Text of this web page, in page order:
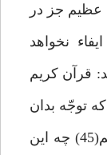
رسالت عظيم جز در
نخواهد
قرآن كريم
توجّه بدان
در باطن ذاتمان هست و خود نمى‏دانيم(45) چه اين